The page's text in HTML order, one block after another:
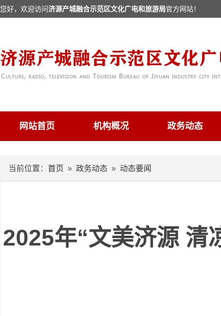
您好，欢迎访问济源产城融合示范区文化广电和旅游局官方网站！
网站首页 机构概况 政务动态
当前位置： 首页 » 政务动态 » 动态要闻
2025年“文美济源 清